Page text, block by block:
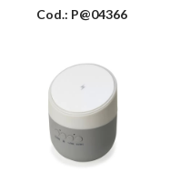
Cod.: P@04366